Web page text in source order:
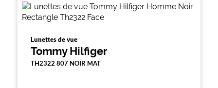
Lunettes de vue
Tommy Hilfiger
TH2322 807 NOIR MAT